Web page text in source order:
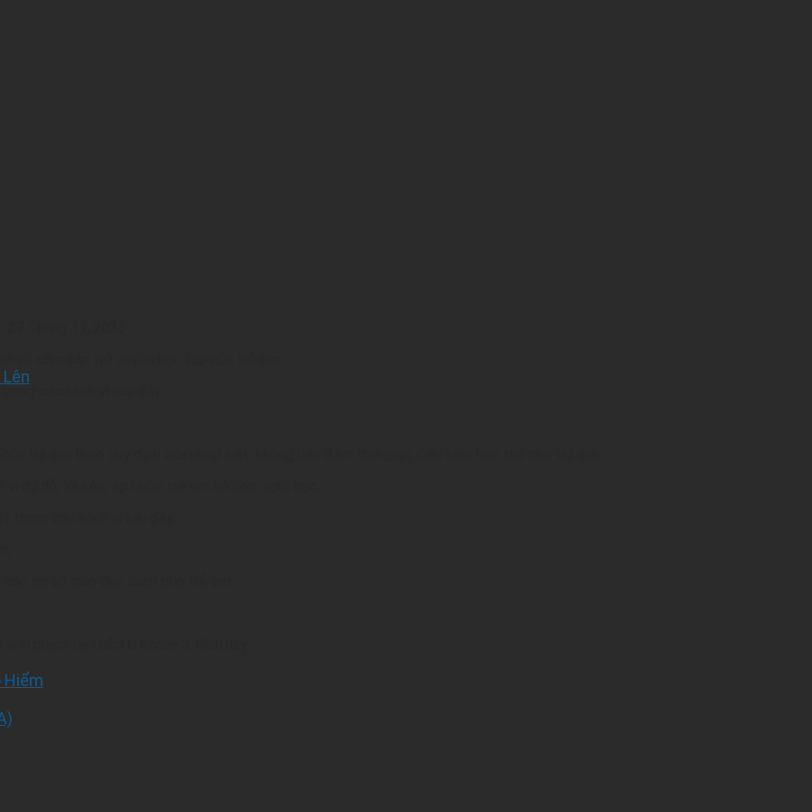
Hiểm
về cấm cản trở quyền học tập của trẻ em:
các hành vi sau đây:
trẻ em theo quy định của pháp luật, không bảo đảm thời gian, điều kiện học tập cho trẻ em.
dụ dỗ, lôi kéo, ép buộc trẻ em bỏ học, nghỉ học.
các hành vi sau đây:
cơ sở giáo dục dành cho trẻ em.
vi phạm tại Điểm b Khoản 3 Điều này